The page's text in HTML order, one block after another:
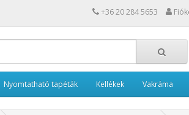
+36 20 284 5653
Nyomtatható tapéták Kellékek Vakráma